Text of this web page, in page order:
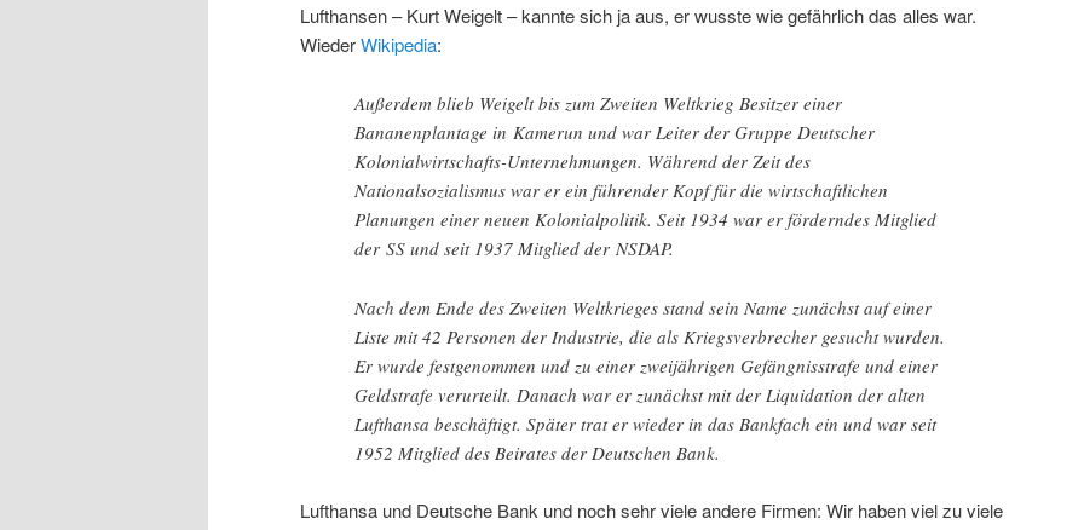
Lufthansen – Kurt Weigelt – kannte sich ja aus, er wusste wie gefährlich das alles war.
WiederWikipedia:
Außerdem blieb Weigelt bis zum Zweiten Weltkrieg Besitzer einer
Bananenplantage in Kamerun und war Leiter der Gruppe Deutscher
Kolonialwirtschafts-Unternehmungen. Während der Zeit des
Nationalsozialismus war er ein führender Kopf für die wirtschaftlichen
Planungen einer neuen Kolonialpolitik. Seit 1934 war er förderndes Mitglied
der SS und seit 1937 Mitglied der NSDAP.
Nach dem Ende des Zweiten Weltkrieges stand sein Name zunächst auf einer
Liste mit 42 Personen der Industrie, die als Kriegsverbrecher gesucht wurden.
Er wurde festgenommen und zu einer zweijährigen Gefängnisstrafe und einer
Geldstrafe verurteilt. Danach war er zunächst mit der Liquidation der alten
Lufthansa beschäftigt. Später trat er wieder in das Bankfach ein und war seit
1952 Mitglied des Beirates der Deutschen Bank.
Lufthansa und Deutsche Bank und noch sehr viele andere Firmen: Wir haben viel zu viele